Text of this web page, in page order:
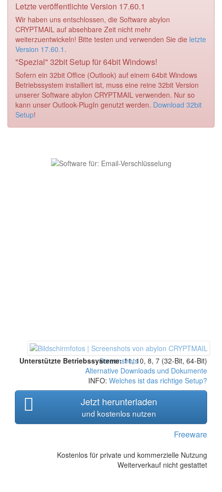
Letzte veröffentlichte Version 17.60.1
Wir haben uns entschlossen, die Software abylon
CRYPTMAIL auf absehbare Zeit nicht mehr
weiterzuentwickeln! Bitte testen und verwenden Sie die letzte
Version 17.60.1 .
"Spezial" 32bit Setup für 64bit Windows!
Sofern ein 32bit Office (Outlook) auf einem 64bit Windows
Betriebssystem installiert ist, muss eine reine 32bit Version
unserer Software abylon CRYPTMAIL verwenden. Nur so
kann unser Outlook-PlugIn genutzt werden. Download 32bit
Setup!
Screenshots
Unterstützte Betriebssysteme: 11, 10, 8, 7 (32-Bit, 64-Bit)
Alternative Downloads und Dokumente
INFO: Welches ist das richtige Setup?
Jetzt herunterladen
und kostenlos nutzen
Freeware
Kostenlos für private und kommerzielle Nutzung
Weiterverkauf nicht gestattet